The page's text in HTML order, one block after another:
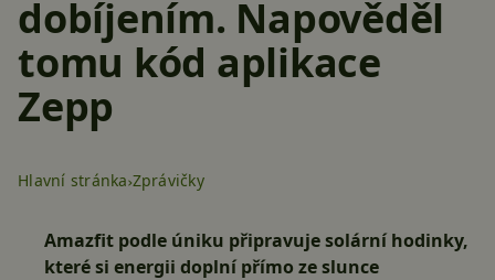
dobíjením. Napověděl
tomu kód aplikace
Zepp
Hlavní stránka Zprávičky
Amazfit podle úniku připravuje solární hodinky,
které si energii doplní přímo ze slunce